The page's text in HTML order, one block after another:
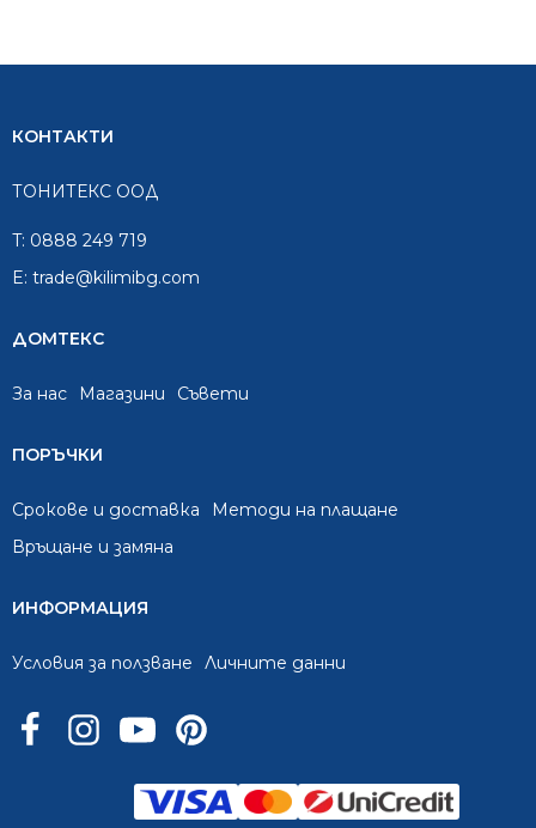
КОНТАКТИ
ТОНИТЕКС ООД
T: 0888 249 719
E: trade@kilimibg.com
ДОМТЕКС
За нас Mагазини Съвети
ПОРЪЧКИ
Срокове и доставка
Методи на плащане
Връщане и замяна
ИНФОРМАЦИЯ
Условия за ползване Личните данни